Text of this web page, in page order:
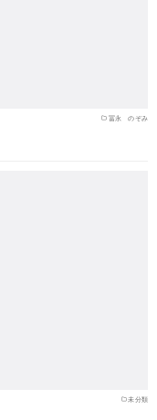
冨永 のぞみ
未分類